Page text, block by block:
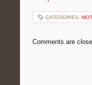
CATEGORIES:
Comments are